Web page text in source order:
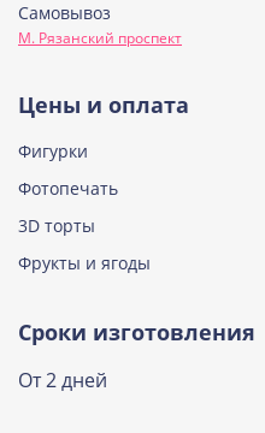
Узнать
Самовывоз
М. Рязанский проспект
Цены и оплата
Фигурки
Фотопечать
3D торты
Фрукты и ягоды
Сроки изготовления
От 2 дней